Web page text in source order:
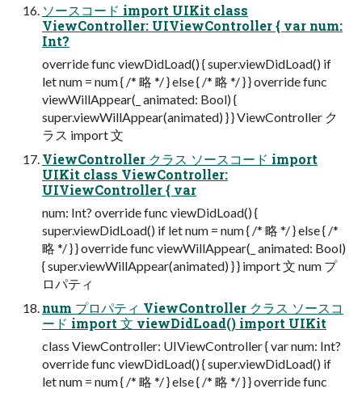
ソースコード import UIKit class
ViewController: UIViewController { var num:
Int?
override func viewDidLoad() { super.viewDidLoad() if
let num = num { /* 略 */ } else { /* 略 */ } } override func
viewWillAppear(_ animated: Bool) {
super.viewWillAppear(animated) } } ViewController ク
ラス import 文
ViewController クラス ソースコード import
UIKit class ViewController:
UIViewController { var
num: Int? override func viewDidLoad() {
super.viewDidLoad() if let num = num { /* 略 */ } else { /*
略 */ } } override func viewWillAppear(_ animated: Bool)
{ super.viewWillAppear(animated) } } import 文 num プ
ロパティ
num プロパティ ViewController クラス ソースコ
ード import 文 viewDidLoad() import UIKit
class ViewController: UIViewController { var num: Int?
override func viewDidLoad() { super.viewDidLoad() if
let num = num { /* 略 */ } else { /* 略 */ } } override func